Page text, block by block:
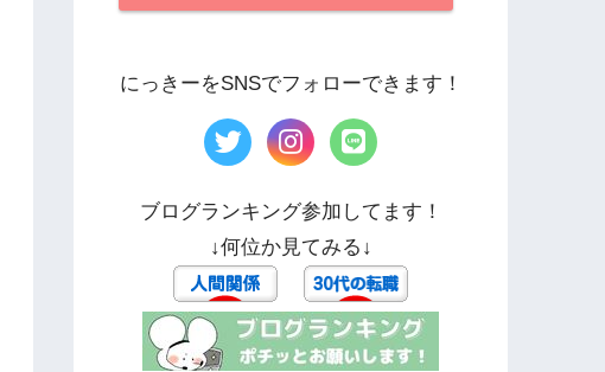
にっきーをSNSでフォローできます！
ブログランキング参加してます！
↓何位か見てみる↓